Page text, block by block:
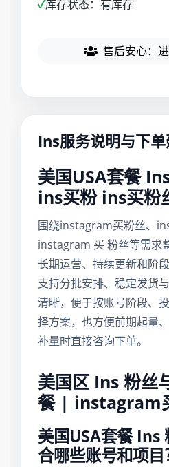
✓库存状态：有库存
售后安心：
Ins服务说明与下
美国USA套餐
ins买粉 ins买粉
围绕instagram买粉丝、
instagram 买 粉丝等需求
长期运营、持续更新和阶
支持分批安排、稳定发货
清晰，便于按账号阶段、
择方案，也方便前期起量
补量时直接咨询下单。
美国区 Ins 粉丝
餐 | instagram
美国USA套餐 Ins
合哪些账号和项目